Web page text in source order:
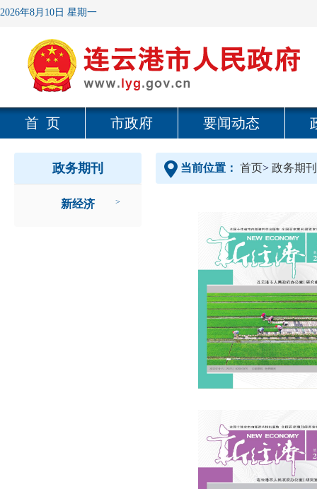
2026年8月10日 星期一
首 页 市政府 要闻动态
政务期刊
新经济 >
当前位置： 首页> 政务期刊